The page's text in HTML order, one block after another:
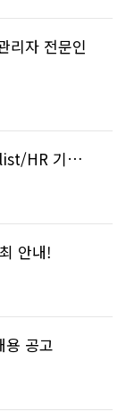
리자 전문인
HR 기…
안내!
용 공고